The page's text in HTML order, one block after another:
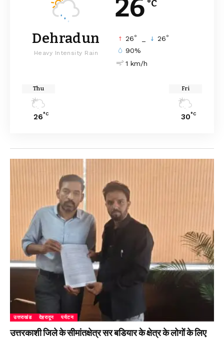
26 °C
Dehradun
Heavy Intensity Rain
26° 26°
90%
1 km/h
Thu
26°C
Fri
30°C
उत्तराखंड देहरादून पर्यटन
उत्तरकाशी जिले के सीमांतक्षेत्र सर बडियार के क्षेत्र के लोगों के लिए